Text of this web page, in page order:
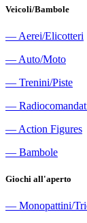
Veicoli/Bambole
― Aerei/Elicotteri
― Auto/Moto
― Trenini/Piste
―
― Action Figures
― Bambole
Giochi all'aperto
― Monopattini/